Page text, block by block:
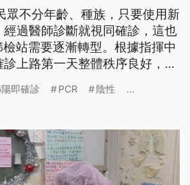
眾不分年齡、種族，只要使用新
過醫師診斷就視同確診，這也
站需要逐漸轉型。根據指揮中
上路第一天整體秩序良好，但
認，才能儘早用藥治療。
即確診 PCR 陰性 ...